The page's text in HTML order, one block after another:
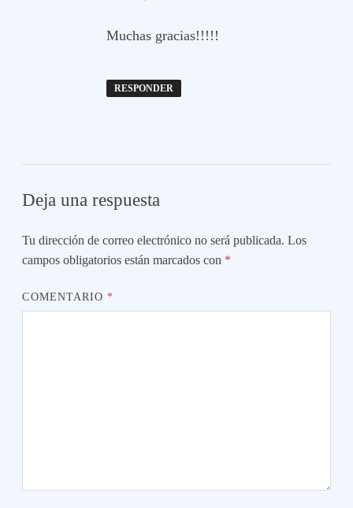
Muchas gracias!!!!!
RESPONDER
Deja una respuesta
Tu dirección de correo electrónico no será publicada. Los
campos obligatorios están marcados con *
COMENTARIO*